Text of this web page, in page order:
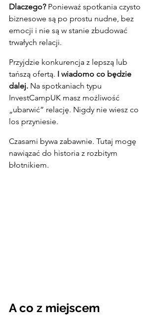
Dlaczego? Ponieważ spotkania czysto
biznesowe są po prostu nudne, bez
emocji i nie są w stanie zbudować
trwałych relacji.
Przyjdzie konkurencja z lepszą lub
tańszą ofertą. I wiadomo co będzie
dalej. Na spotkaniach typu
InvestCampUK masz możliwość
„ubarwić” relację. Nigdy nie wiesz co
los przyniesie.
Czasami bywa zabawnie. Tutaj mogę
nawiązać do historia z rozbitym
błotnikiem.
A co z miejscem